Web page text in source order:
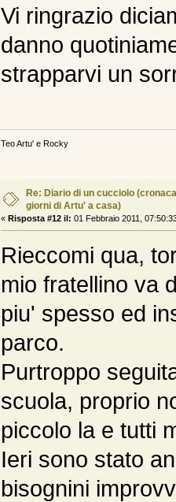
Vi ringrazio
danno
strapparvi un
Teo Artu' e Rocky
Re: Diario di un cucciolo
giorni di Artu' a casa)
« Risposta #12 il: 01 Febbraio 2011,
Rieccomi qua,
mio fratellino va
piu' spesso ed
parco.
Purtroppo
scuola, proprio
piccolo la e tutti
Ieri sono stato
bisognini